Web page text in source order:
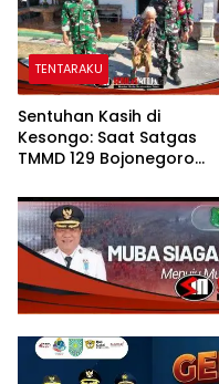
TENTARAKU
Sentuhan Kasih di
Kesongo: Saat Satgas
TMMD 129 Bojonegoro
Menatap Rumah Baru
Tercinta